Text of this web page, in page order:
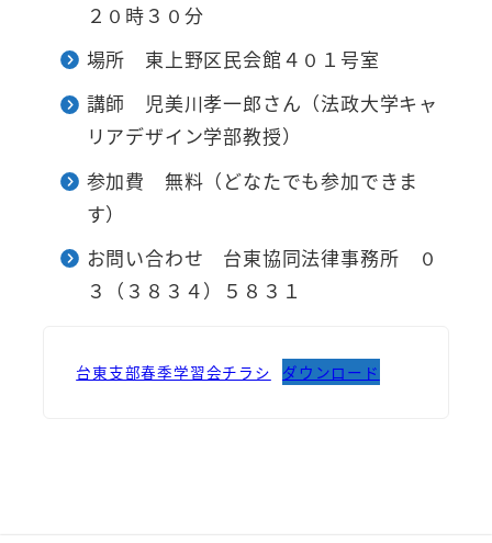
２０時３０分
場所 東上野区民会館４０１号室
講師 児美川孝一郎さん（法政大学キャ
リアデザイン学部教授）
参加費 無料（どなたでも参加できま
す）
お問い合わせ 台東協同法律事務所 ０
３（３８３４）５８３１
台東支部春季学習会チラシ ダウンロード